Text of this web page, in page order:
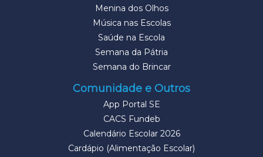
Menina dos Olhos
Música nas Escolas
Saúde na Escola
Semana da Pátria
Semana do Brincar
Comunidade e Outros
App Portal SE
CACS Fundeb
Calendário Escolar 2026
Cardápio (Alimentação Escolar)